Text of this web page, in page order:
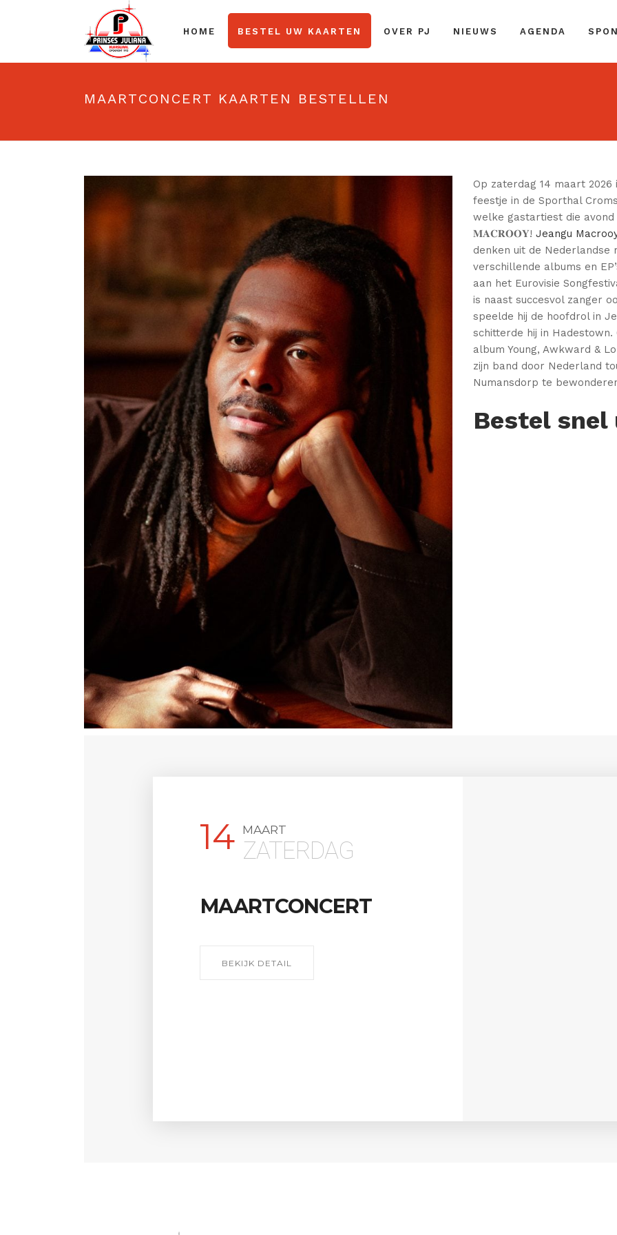
HOME BESTEL UW KAARTEN OVER PJ NIEUWS AGENDA
MAARTCONCERT KAARTEN BESTELLEN
Op zaterdag 14 maart
feestje in de Sporthal
welke gastartiest die
𝐌𝐀𝐂𝐑𝐎𝐎𝐘! Jeangu
denken uit de Nederlandse
verschillende albums en
aan het Eurovisie
is naast succesvol zanger
speelde hij de hoofdrol in
schitterde hij in
album Young, Awkward &
zijn band door Nederland
Numansdorp te
Bestel
14 MAART
ZATERDAG
MAARTCONCERT
BEKIJK DETAIL